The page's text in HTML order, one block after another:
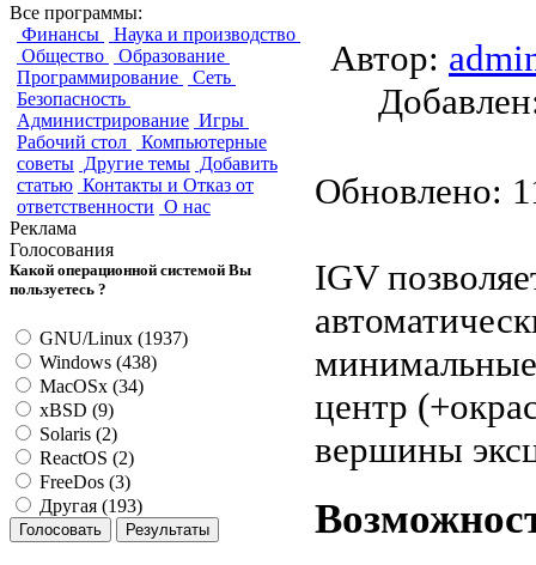
Все программы:
Финансы
Наука и производство
Общество
Образование
Программирование
Сеть
Безопасность
Администрирование Игры
Рабочий стол
Компьютерные
советы Другие темы Добавить
статью Контакты и Отказ от
ответственности О нас
Реклама
Голосования
Какой операционной системой Вы
пользуетесь ?
GNU/Linux (1937)
Windows (438)
MacOSx (34)
xBSD (9)
Solaris (2)
ReactOS (2)
FreeDos (3)
Другая (193)
Автор:
Обновлено:
IGV
центр
вершины